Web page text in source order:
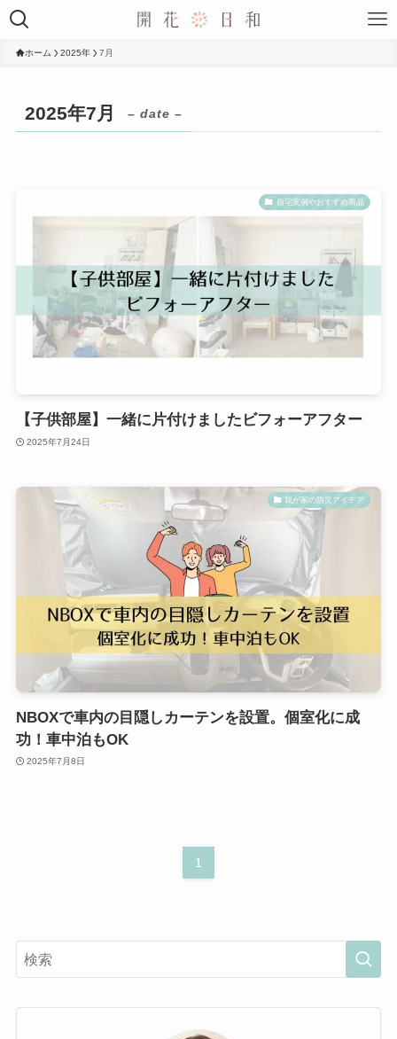
ホーム 2025年 7月
2025年7月 – date –
自宅実例やおすすめ商品
【子供部屋】一緒に片付けましたビフォーアフター
2025年7月24日
我が家の防災アイデア
NBOXで車内の目隠しカーテンを設置。個室化に成
功！車中泊もOK
2025年7月8日
1